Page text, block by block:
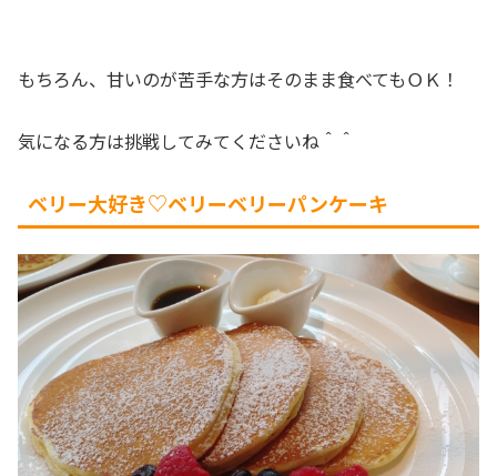
もちろん、甘いのが苦手な方はそのまま食べてもＯＫ！
気になる方は挑戦してみてくださいね＾＾
ベリー大好き♡ベリーベリーパンケーキ